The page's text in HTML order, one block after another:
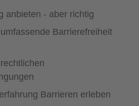
anbieten - aber richtig
Barrierefreiheit
Barrieren erleben